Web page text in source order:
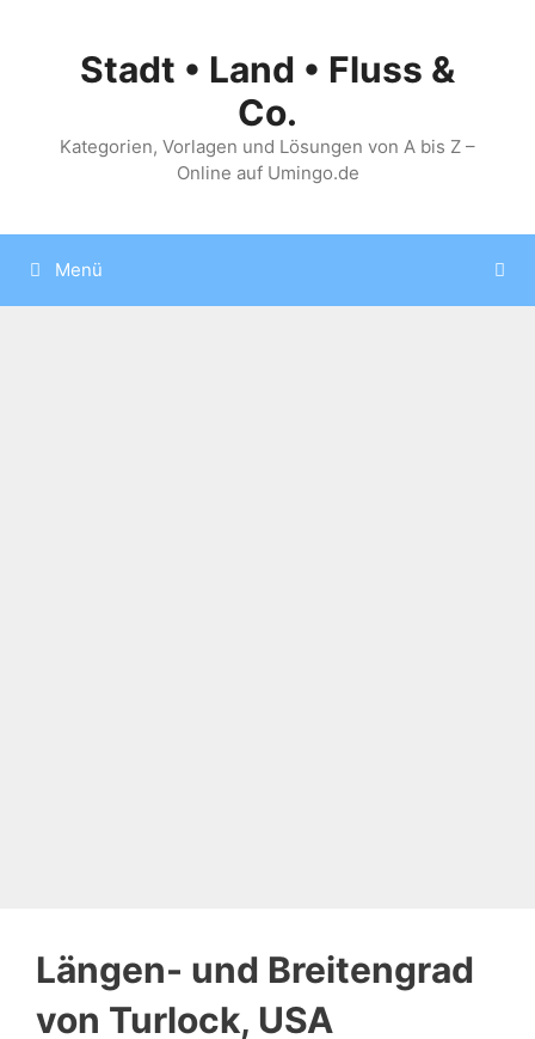
springenStadt • Land • Fluss &
Co.
Kategorien, Vorlagen und Lösungen von A bis Z –
Online auf Umingo.de
Menü
Längen- und Breitengrad
von Turlock, USA